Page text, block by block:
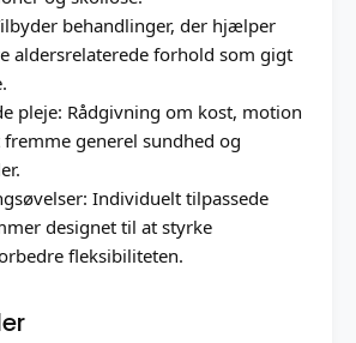
behandlinger, der hjælper
aldersrelaterede forhold som gigt
pleje: Rådgivning om kost, motion
generel sundhed og
Individuelt tilpassede
designet til at styrke
fleksibiliteten.